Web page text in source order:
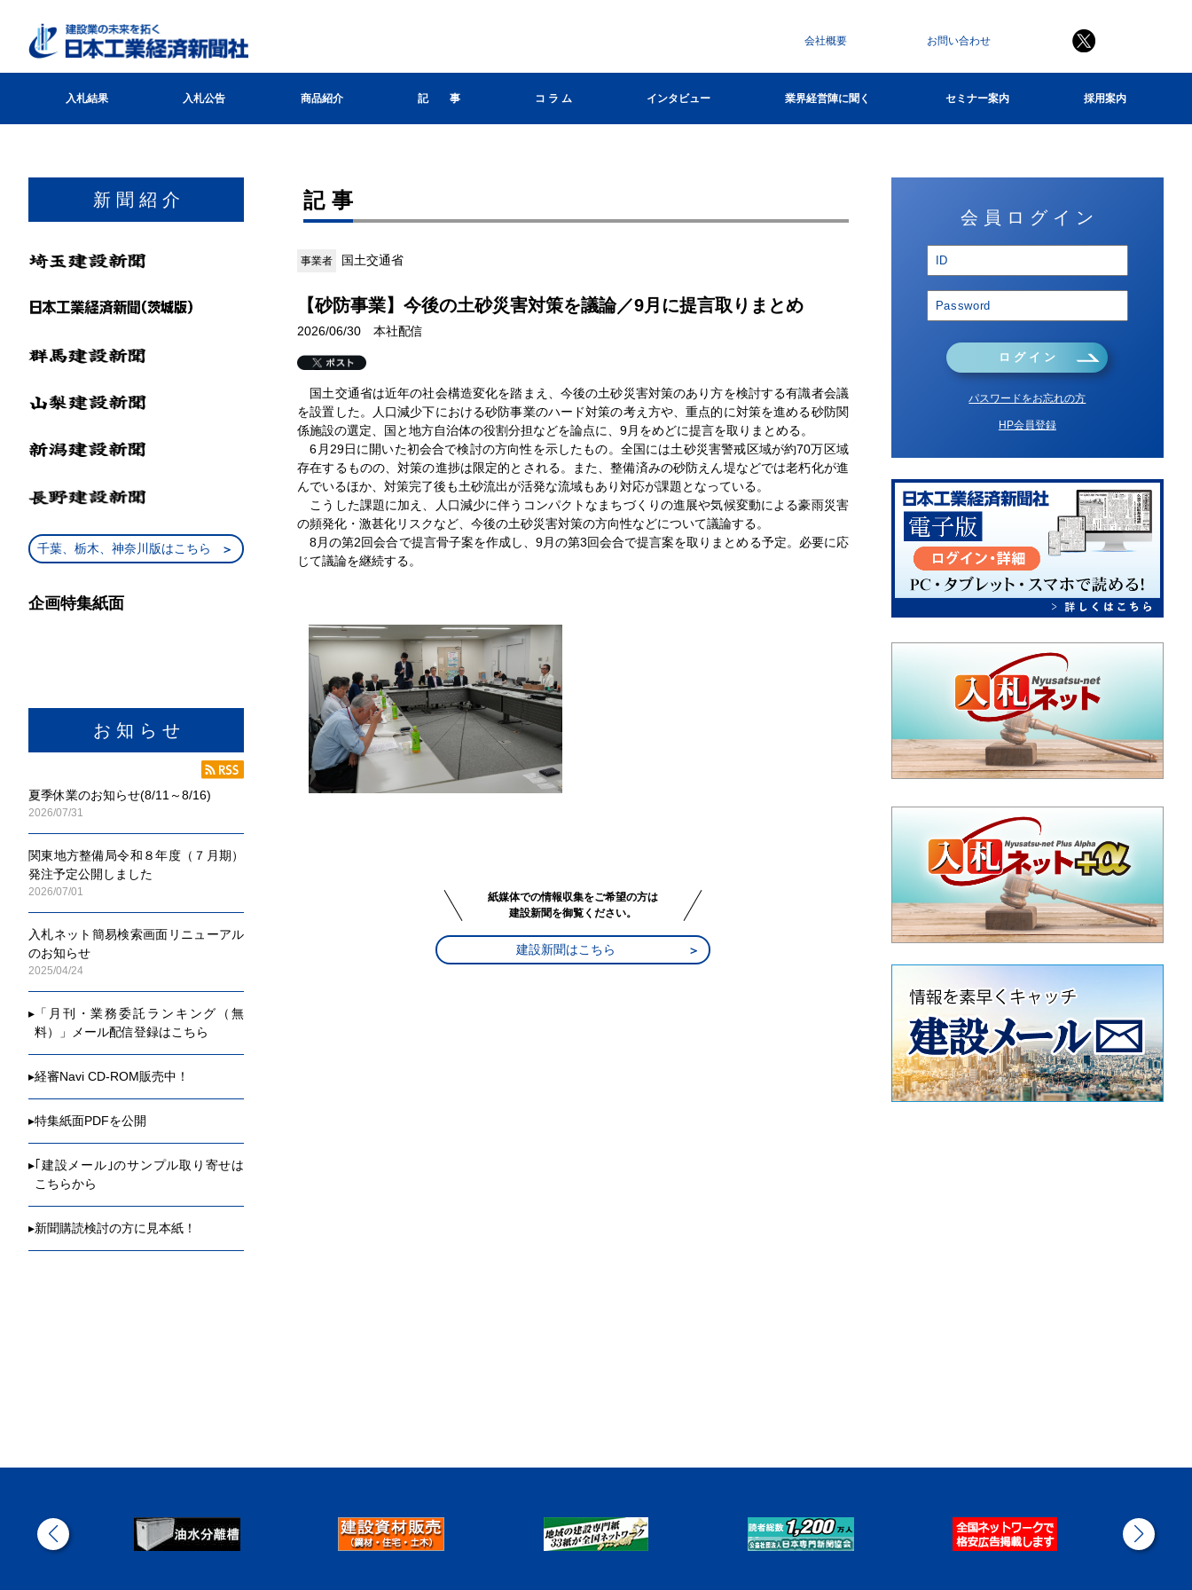
会社概要 お問い合わせ
入札結果 入札公告 商品紹介 記 事 コ ラ ム インタビュー 業界経営陣に聞く セミナー案内 採用案内
新 聞 紹 介
千葉、栃木、神奈川版はこちら
企画特集紙面
お 知 ら せ
夏季休業のお知らせ(8/11～8/16)
2026/07/31
関東地方整備局令和８年度（７月期）
発注予定公開しました
2026/07/01
入札ネット簡易検索画面リニューアル
のお知らせ
2025/04/24
▸ 「月刊・業務委託ランキング（無
料）」メール配信登録はこちら
▸経審Navi CD-ROM販売中！
▸特集紙面PDFを公開
▸ ｢建設メール｣のサンプル取り寄せは
こちらから
▸新聞購読検討の方に見本紙！
記事
事業者 国土交通省
【砂防事業】今後の土砂災害対策を議論／9月に提言取りまとめ
2026/06/30 本社配信
国土交通省は近年の社会構造変化を踏まえ、今後の土砂災害対策のあり方を検討する有識者会議
を設置した。人口減少下における砂防事業のハード対策の考え方や、重点的に対策を進める砂防関
係施設の選定、国と地方自治体の役割分担などを論点に、9月をめどに提言を取りまとめる。
6月29日に開いた初会合で検討の方向性を示したもの。全国には土砂災害警戒区域が約70万区域
存在するものの、対策の進捗は限定的とされる。また、整備済みの砂防えん堤などでは老朽化が進
んでいるほか、対策完了後も土砂流出が活発な流域もあり対応が課題となっている。
こうした課題に加え、人口減少に伴うコンパクトなまちづくりの進展や気候変動による豪雨災害
の頻発化・激甚化リスクなど、今後の土砂災害対策の方向性などについて議論する。
8月の第2回会合で提言骨子案を作成し、9月の第3回会合で提言案を取りまとめる予定。必要に応
じて議論を継続する。
紙媒体での情報収集をご希望の方は
建設新聞を御覧ください。
建設新聞はこちら
会 員 ロ グ イ ン
ロ グ イ ン
パスワードをお忘れの方
HP会員登録